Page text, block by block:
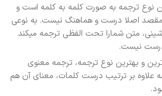
نوع ترجمه به صورت کلمه به کلمه است و
مقصد اصلا درست و هماهنگ نیست. به نوعی
متن شمارا تحت الفظی ترجمه میکند
نیست.
و بهترین نوع ترجمه، ترجمه معنوی
علاوه بر ترتیب درست کلمات، معنای آن هم